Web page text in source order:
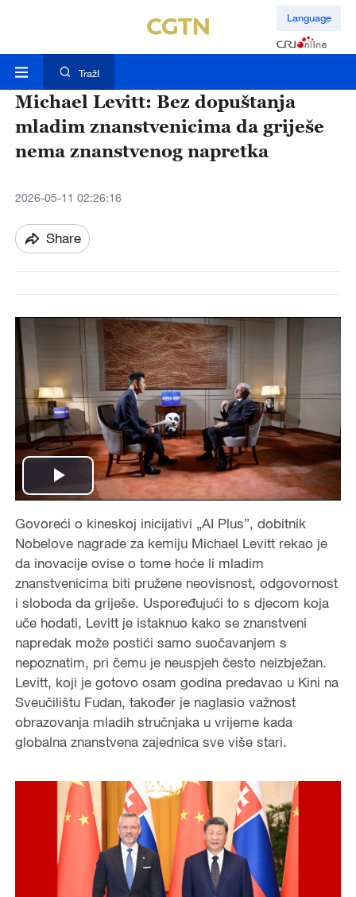
Language
TražI
Michael Levitt: Bez dopuštanja
mladim znanstvenicima da griješe
nema znanstvenog napretka
2026-05-11 02:26:16
Share
P
l
a
y
V
i
d
e
o
Govoreći o kineskoj inicijativi „AI Plus”, dobitnik
Nobelove nagrade za kemiju Michael Levitt rekao je
da inovacije ovise o tome hoće li mladim
znanstvenicima biti pružene neovisnost, odgovornost
i sloboda da griješe. Uspoređujući to s djecom koja
uče hodati, Levitt je istaknuo kako se znanstveni
napredak može postići samo suočavanjem s
nepoznatim, pri čemu je neuspjeh često neizbježan.
Levitt, koji je gotovo osam godina predavao u Kini na
Sveučilištu Fudan, također je naglasio važnost
obrazovanja mladih stručnjaka u vrijeme kada
globalna znanstvena zajednica sve više stari.